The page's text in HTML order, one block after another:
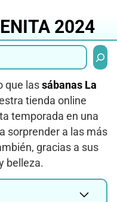
2024
que las sábanas La
tienda online
temporada en una
sorprender a las más
gracias a sus
belleza.